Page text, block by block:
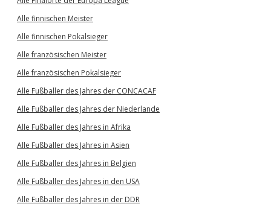
Alle finnischen Meister
Alle finnischen Pokalsieger
Alle französischen Meister
Alle französischen Pokalsieger
Alle Fußballer des Jahres der CONCACAF
Alle Fußballer des Jahres der Niederlande
Alle Fußballer des Jahres in Afrika
Alle Fußballer des Jahres in Asien
Alle Fußballer des Jahres in Belgien
Alle Fußballer des Jahres in den USA
Alle Fußballer des Jahres in der DDR